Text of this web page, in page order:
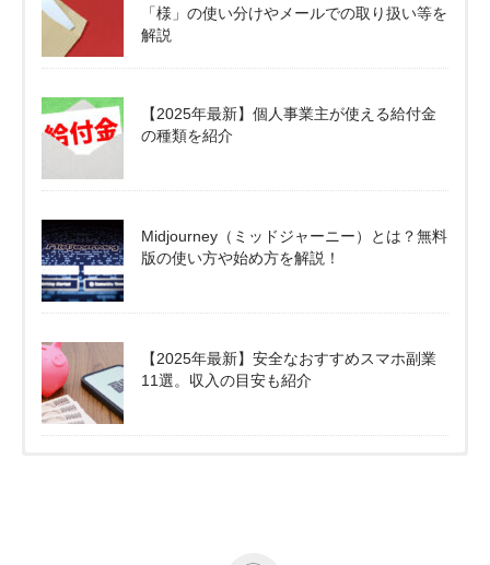
「様」の使い分けやメールでの取り扱い等を
解説
【2025年最新】個人事業主が使える給付金
の種類を紹介
Midjourney（ミッドジャーニー）とは？無料
版の使い方や始め方を解説！
【2025年最新】安全なおすすめスマホ副業
11選。収入の目安も紹介